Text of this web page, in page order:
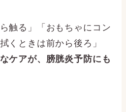
触る」「おもちゃにコン
くときは前から後ろ」
ケアが、膀胱炎予防にも